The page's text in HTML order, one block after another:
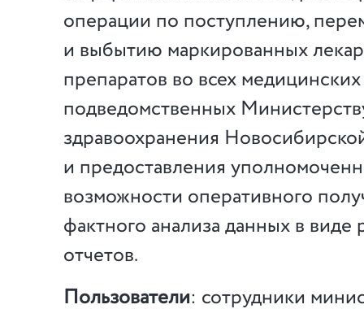
операции по поступлению,
и выбытию маркированных
препаратов во всех
подведомственных
здравоохранения
и предоставления
возможности оперативного
фактного анализа данных в
отчетов.
Пользователи: сотрудники